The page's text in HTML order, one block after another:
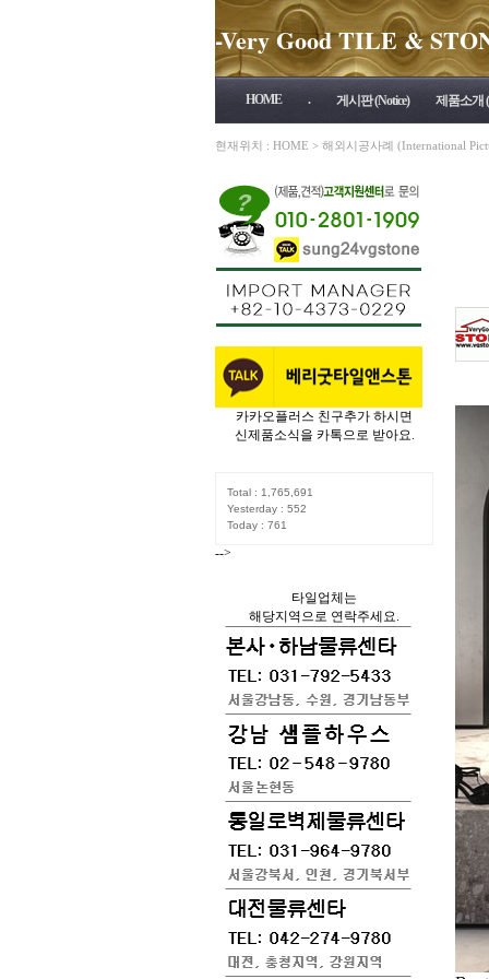
-Very Good TILE &
HOME . 게시판 (Notice) 제품소개
현재위치 : HOME > 해외시공사례 (International
카카오플러스 친구추가 하시면
신제품소식을 카톡으로 받아요.
Total : 1,765,691
Yesterday : 552
Today : 761
-->
타일업체는
해당지역으로 연락주세요.